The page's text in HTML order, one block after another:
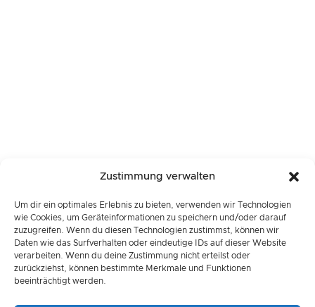
Zustimmung verwalten
Um dir ein optimales Erlebnis zu bieten, verwenden wir Technologien
wie Cookies, um Geräteinformationen zu speichern und/oder darauf
zuzugreifen. Wenn du diesen Technologien zustimmst, können wir
Daten wie das Surfverhalten oder eindeutige IDs auf dieser Website
verarbeiten. Wenn du deine Zustimmung nicht erteilst oder
zurückziehst, können bestimmte Merkmale und Funktionen
beeinträchtigt werden.
Beratungsanfrage zu
OFF AIR 4